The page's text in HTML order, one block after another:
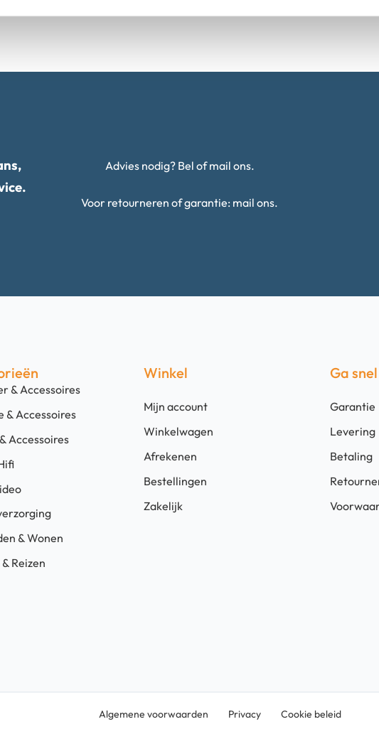
Advies nodig? Bel of mail ons.
Voor retourneren of garantie: mail ons.
& Accessoires
& Accessoires
Accessoires
& Wonen
Reizen
Winkel
Mijn account
Winkelwagen
Afrekenen
Bestellingen
Zakelijk
Ga
Garantie
Levering
Betaling
Algemene voorwaarden Privacy Cookie beleid